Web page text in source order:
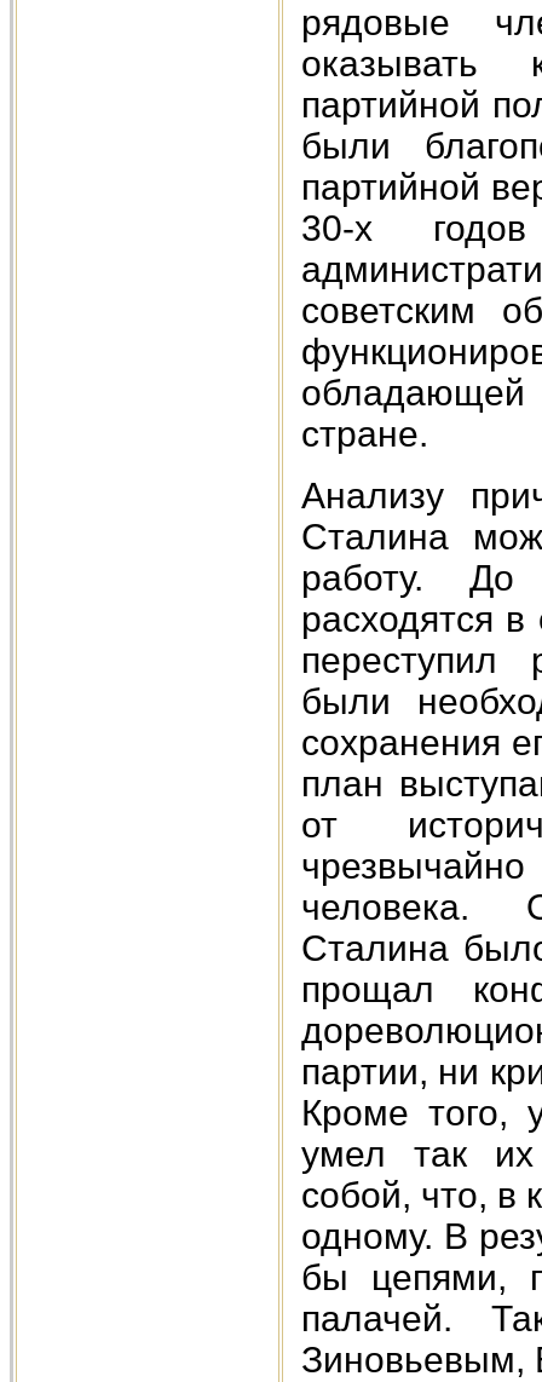
рядовые
оказывать
партийной
были
партийной
30-х
советским
обладающей
стране.
Анализу
Сталина
работу. До
расходятся
были
сохранения
план
от
человека.
Сталина
прощал
партии, ни
Кроме того,
умел так их
собой, что, в
одному. В
бы цепями,
палачей.
Зиновьевым,